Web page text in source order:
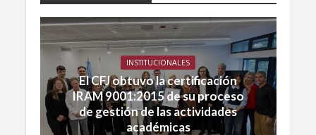
INSTITUCIONALES
El CFJ obtuvo la certificación
IRAM 9001:2015 de su proceso
de gestión de las actividades
académicas